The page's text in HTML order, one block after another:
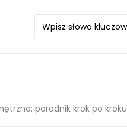
poradnik krok po kroku